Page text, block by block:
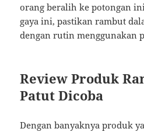
orang beralih ke potongan
gaya ini, pastikan rambut
dengan rutin menggunakan
Review Produk
Patut Dicoba
Dengan banyaknya produk